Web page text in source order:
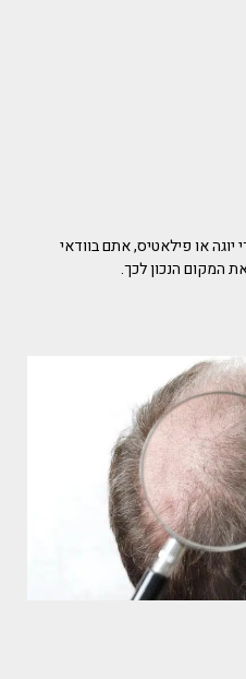
או פילאטיס, אתם בוודאי
המקום הנכון לכך.